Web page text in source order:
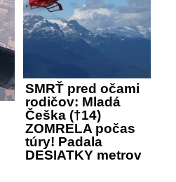
SMRŤ pred očami
rodičov: Mladá
Češka (†14)
ZOMRELA počas
túry! Padala
DESIATKY metrov